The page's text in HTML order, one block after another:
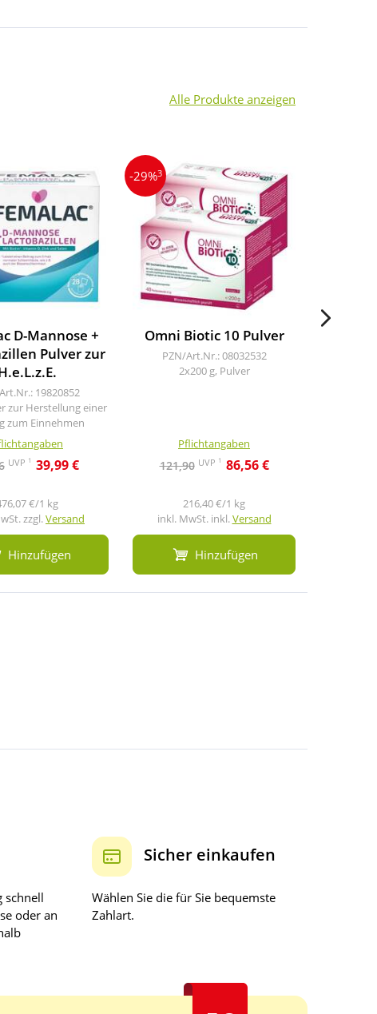
Alle Produkte anzeigen
D-Mannose +
Pulver zur
19820852
zur Herstellung einer
zum Einnehmen
UVP 1 39,99 €
€/1 kg
zzgl.Versand
Hinzufügen
-29%3
Omni Biotic 10 Pulver
PZN/Art.Nr.: 08032532
2x200 g, Pulver
Pflichtangaben
121,90 UVP 1 86,56 €
216,40 €/1 kg
inkl. MwSt. inkl.Versand
Hinzufügen
schnell
oder an
Sicher einkaufen
Wählen Sie die für Sie bequemste
Zahlart.